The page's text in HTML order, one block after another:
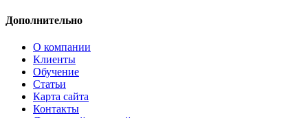
Дополнительно
О компании
Клиенты
Обучение
Статьи
Карта сайта
Контакты